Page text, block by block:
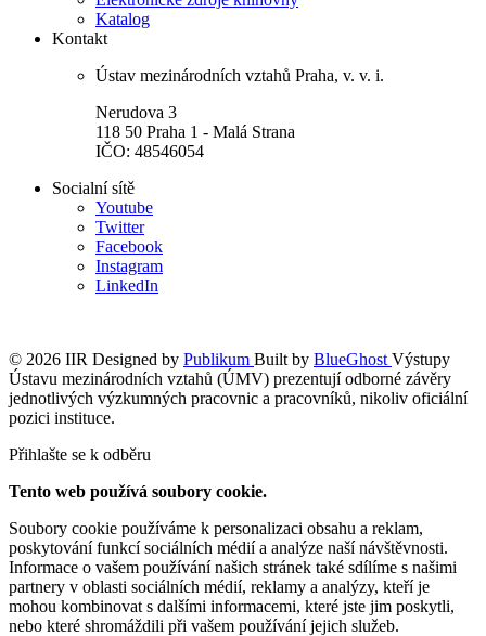
Katalog
Kontakt
Ústav mezinárodních vztahů Praha, v. v. i.
Nerudova 3
118 50 Praha 1 - Malá Strana
IČO: 48546054
Socialní sítě
Youtube
Twitter
Facebook
Instagram
LinkedIn
© 2026 IIR Designed by Publikum Built by BlueGhost Výstupy
Ústavu mezinárodních vztahů (ÚMV) prezentují odborné závěry
jednotlivých výzkumných pracovnic a pracovníků, nikoliv oficiální
pozici instituce.
Přihlašte se k odběru
Tento web používá soubory cookie.
Soubory cookie používáme k personalizaci obsahu a reklam,
poskytování funkcí sociálních médií a analýze naší návštěvnosti.
Informace o vašem používání našich stránek také sdílíme s našimi
partnery v oblasti sociálních médií, reklamy a analýzy, kteří je
mohou kombinovat s dalšími informacemi, které jste jim poskytli,
nebo které shromáždili při vašem používání jejich služeb.